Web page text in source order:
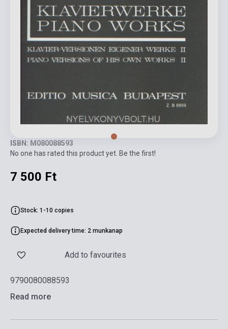
ISBN: M080088593
No one has rated this product yet. Be the first!
7 500 Ft
Stock: 1-10 copies
Expected delivery time: 2 munkanap
Add to favourites
9790080088593
Read more